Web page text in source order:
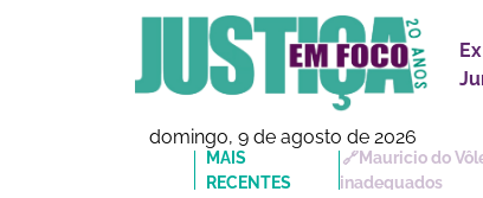
Ex
domingo, 9 de agosto de 2026
MAIS
RECENTES
🔗Mauricio do
inadequados